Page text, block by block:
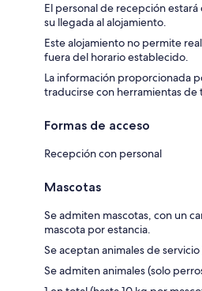
El personal de recepción
su llegada al alojamiento.
Este alojamiento no permite
fuera del horario establecido.
La información proporcionada
traducirse con herramientas
Formas de acceso
Recepción con personal
Mascotas
Se admiten mascotas, con un
mascota por estancia.
Se aceptan animales de
Se admiten animales (solo